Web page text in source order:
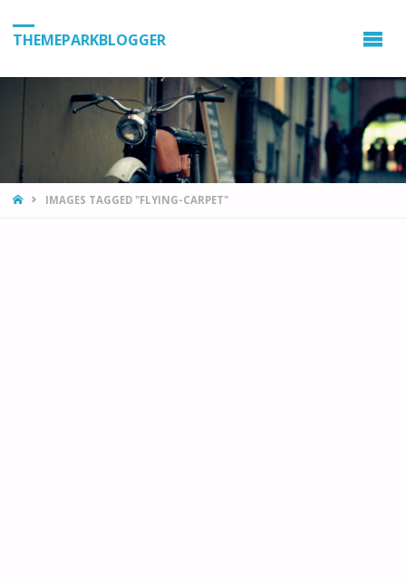
THEMEPARKBLOGGER
HOMEIMAGES TAGGED "FLYING-CARPET"